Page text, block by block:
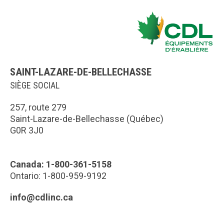
SAINT-LAZARE-DE-BELLECHASSE
SIÈGE SOCIAL
257, route 279
Saint-Lazare-de-Bellechasse (Québec)
G0R 3J0
Canada: 1-800-361-5158
Ontario: 1-800-959-9192
info@cdlinc.ca